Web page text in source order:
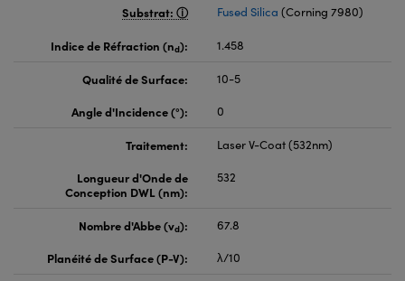
Substrat: Fused Silica (Corning 7980)
Indice de Réfraction (nd): 1.458
Qualité de Surface:
10-5
Angle d'Incidence (°):
0
Traitement:
Laser V-Coat (532nm)
Longueur d'Onde de
Conception DWL (nm):
532
Nombre d'Abbe (vd):
67.8
Planéité de Surface (P-V):
λ/10